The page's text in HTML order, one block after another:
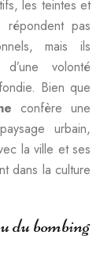
les teintes et
pas
mais ils
volonté
Bien que
confère une
urbain,
la ville et ses
dans la culture
du bombing